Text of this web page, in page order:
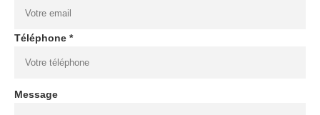
Téléphone *
Message